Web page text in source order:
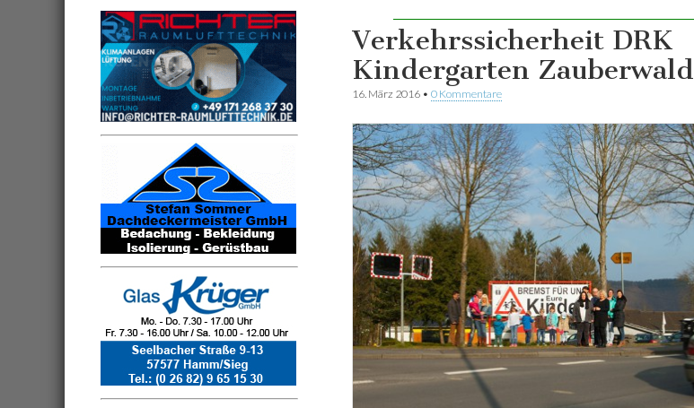
Verkehrssicherheit DRK
Kindergarten Zauberwald
16. März 2016 • 0 Kommentare